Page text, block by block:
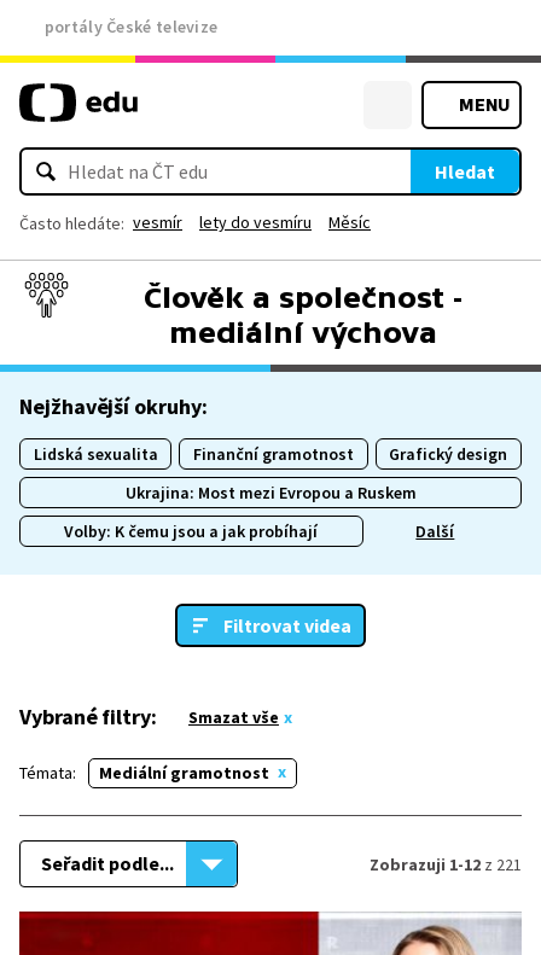
portály České televize
MENU
Hledat
Často hledáte: vesmír lety do vesmíru Měsíc
Člověk a společnost -
mediální výchova
Nejžhavější okruhy:
Lidská sexualita Finanční gramotnost
Grafický design
Ukrajina: Most mezi Evropou a Ruskem
Volby: K čemu jsou a jak probíhají
Další
Filtrovat videa
Vybrané filtry: Smazat vše
Témata: Mediální gramotnost
Seřadit podle... Zobrazuji 1-12 z 221